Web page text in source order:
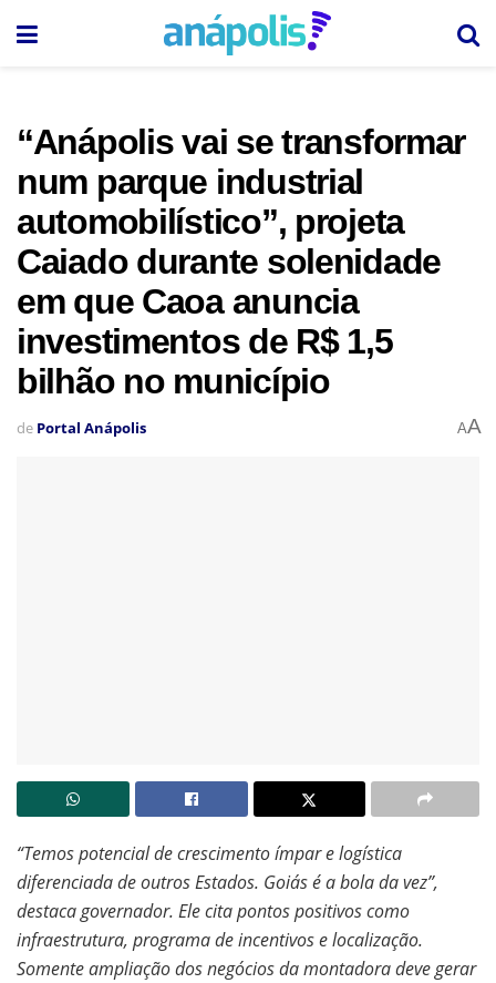
“Anápolis vai se transformar
num parque industrial
automobilístico”, projeta
Caiado durante solenidade
em que Caoa anuncia
investimentos de R$ 1,5
bilhão no município
de Portal Anápolis AA
“Temos potencial de crescimento ímpar e logística
diferenciada de outros Estados. Goiás é a bola da vez”,
destaca governador. Ele cita pontos positivos como
infraestrutura, programa de incentivos e localização.
Somente ampliação dos negócios da montadora deve gerar